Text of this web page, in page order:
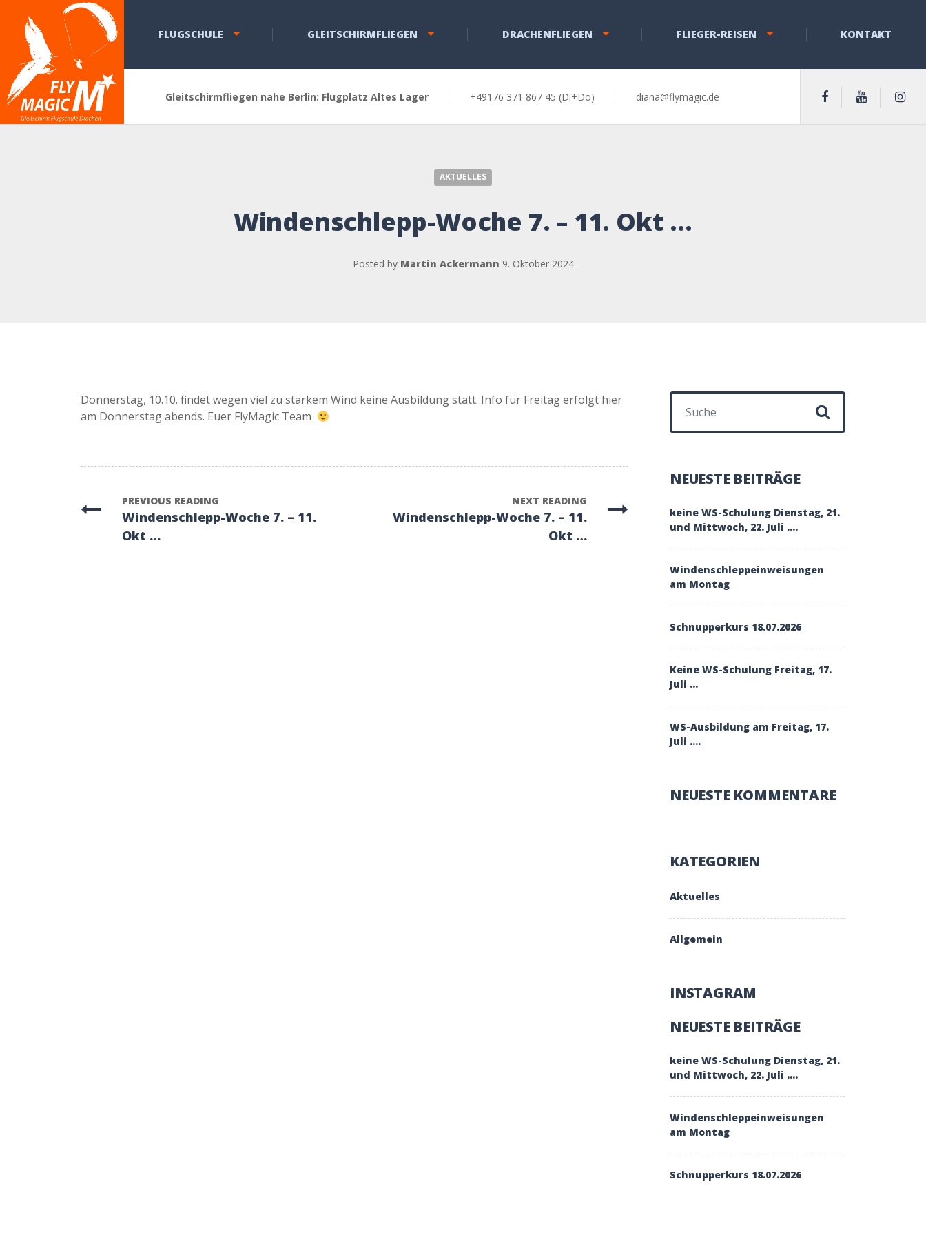
FLUGSCHULE GLEITSCHIRMFLIEGEN DRACHENFLIEGEN FLIEGER-REISEN KONTAKT
Gleitschirmfliegen nahe Berlin: Flugplatz Altes Lager +49176 371 867 45 (Di+Do) diana@flymagic.de
Windenschlepp-Woche 7. – 11. Okt …
AKTUELLES
Windenschlepp-Woche 7. – 11. Okt …
Posted by Martin Ackermann 9. Oktober 2024
Donnerstag, 10.10. findet wegen viel zu starkem Wind keine Ausbildung statt. Info für Freitag erfolgt hier
am Donnerstag abends. Euer FlyMagic Team
PREVIOUS READING
Windenschlepp-Woche 7. – 11.
Okt …
NEXT READING
Windenschlepp-Woche 7. – 11.
Okt …
Suchen nach:
NEUESTE BEITRÄGE
keine WS-Schulung Dienstag, 21.
und Mittwoch, 22. Juli ….
Windenschleppeinweisungen
am Montag
Schnupperkurs 18.07.2026
Keine WS-Schulung Freitag, 17.
Juli …
WS-Ausbildung am Freitag, 17.
Juli ….
NEUESTE KOMMENTARE
KATEGORIEN
Aktuelles
Allgemein
INSTAGRAM
NEUESTE BEITRÄGE
keine WS-Schulung Dienstag, 21.
und Mittwoch, 22. Juli ….
Windenschleppeinweisungen
am Montag
Schnupperkurs 18.07.2026